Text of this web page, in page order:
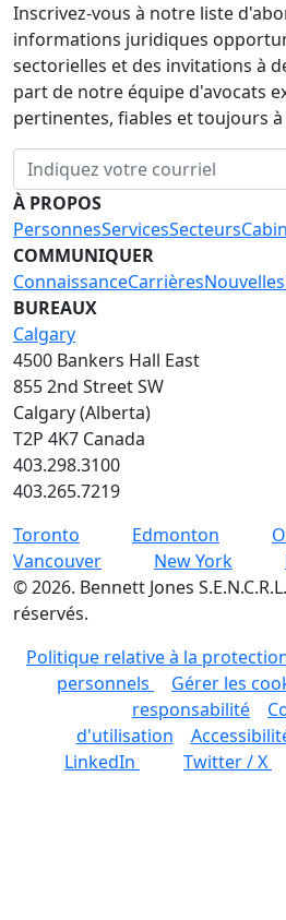
Inscrivez-vous à notre liste
informations juridiques
sectorielles et des invitations à
part de notre équipe d'avocats
pertinentes, fiables et toujours
À PROPOS
PersonnesServicesSecteurs
COMMUNIQUER
ConnaissanceCarrièresNouvelles
BUREAUX
Calgary
4500 Bankers Hall East
855 2nd Street SW
Calgary (Alberta)
T2P 4K7 Canada
403.298.3100
403.265.7219
Toronto
Edmonton
Vancouver
New York
©2026. Bennett Jones
réservés.
Politique relative à la
personnels
Gérer les
responsabilité
d'utilisation
LinkedIn
Twitter / X